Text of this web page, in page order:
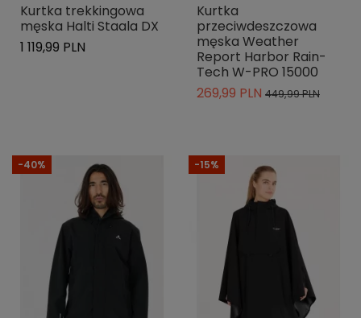
Kurtka trekkingowa
męska Halti Staala DX
1 119,99 PLN
Kurtka
przeciwdeszczowa
męska Weather
Report Harbor Rain-
Tech W-PRO 15000
269,99 PLN 449,99 PLN
-40% -15%